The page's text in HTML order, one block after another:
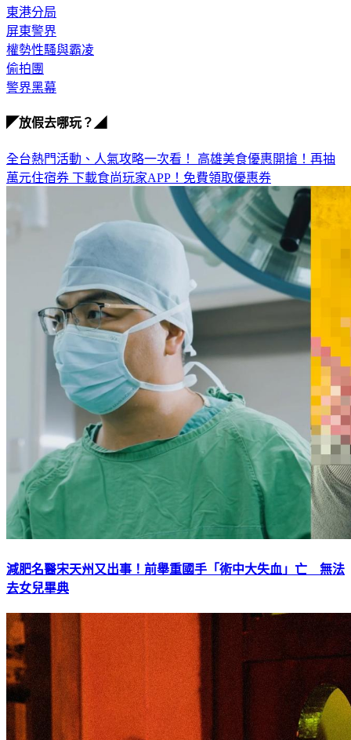
黑函
東港分局
屏東警界
權勢性騷與霸凌
偷拍團
全台熱門活動、人氣攻略一次看！高雄美食優惠開搶！再抽
下載食尚玩家APP！免費領取優惠券
減肥名醫宋天州又出事！前舉重國手「術中大失血」亡 無法